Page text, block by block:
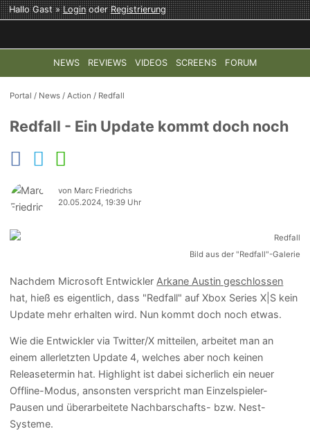
Hallo Gast »LoginoderRegistrierung
NEWS REVIEWS VIDEOS SCREENS FORUM
TOP-THEMEN: COD: MODERN WARFARE 4 HALO:
Portal / News /Action / Redfall
Redfall - Ein Update kommt doch noch
von Marc Friedrichs
20.05.2024, 19:39 Uhr
Bild aus der "Redfall"-Galerie
Nachdem Microsoft Entwickler Arkane Austin geschlossen
hat, hieß es eigentlich, dass "Redfall" auf Xbox Series X|S kein
Update mehr erhalten wird. Nun kommt doch noch etwas.
Wie die Entwickler via Twitter/X mitteilen, arbeitet man an
einem allerletzten Update 4, welches aber noch keinen
Releasetermin hat. Highlight ist dabei sicherlich ein neuer
Offline-Modus, ansonsten verspricht man Einzelspieler-
Pausen und überarbeitete Nachbarschafts- bzw. Nest-
Systeme.